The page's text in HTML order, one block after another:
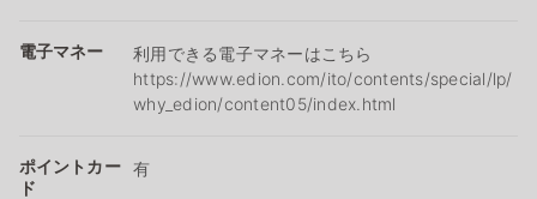
電子マネー
利用できる電子マネーはこちら
https://www.edion.com/ito/contents/special/lp/
why_edion/content05/index.html
ポイントカー
ド
有